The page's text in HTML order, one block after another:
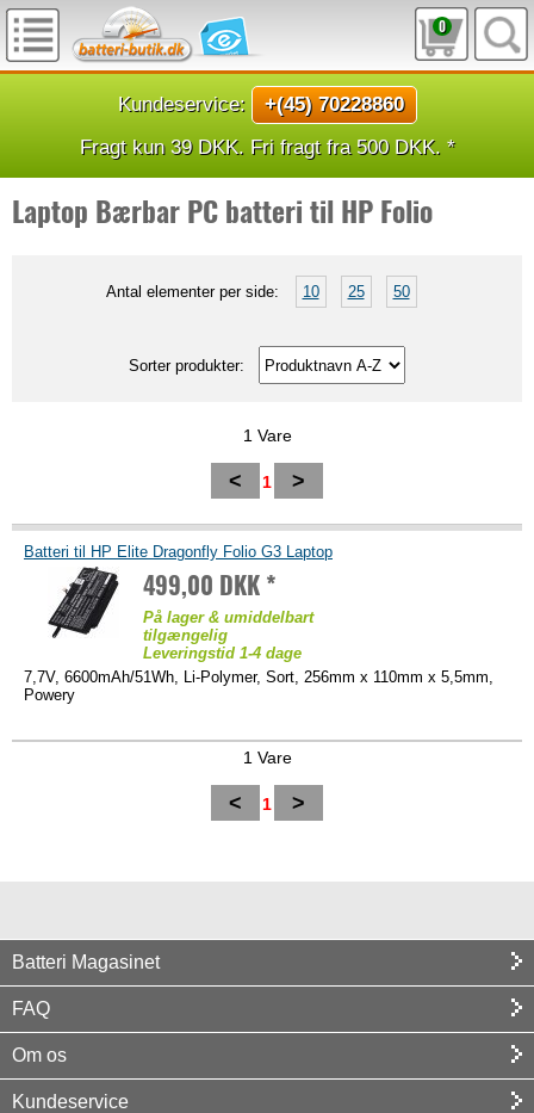
0
Kundeservice:
+(45) 70228860
Fragt kun 39 DKK. Fri fragt fra 500 DKK. *
Laptop Bærbar PC batteri til HP Folio
Antal elementer per side: 10 25 50
Sorter produkter:
1 Vare
< 1 >
Batteri til HP Elite Dragonfly Folio G3 Laptop
499,00 DKK *
På lager & umiddelbart
tilgængelig
Leveringstid 1-4 dage
7,7V, 6600mAh/51Wh, Li-Polymer, Sort, 256mm x 110mm x 5,5mm,
Powery
1 Vare
< 1 >
Batteri Magasinet
FAQ
Om os
Kundeservice